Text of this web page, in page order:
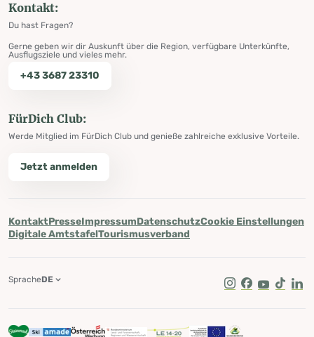
Kontakt:
Du hast Fragen?
Gerne geben wir dir Auskunft über die Region, verfügbare Unterkünfte,
Ausflugsziele und vieles mehr.
+43 3687 23310
FürDich Club:
Werde Mitglied im FürDich Club und genieße zahlreiche exklusive Vorteile.
Jetzt anmelden
KontaktPresseImpressumDatenschutzCookie Einstellungen
Digitale AmtstafelTourismusverband
Instagram
Facebook
Youtube
Tik Tok
SpracheDE